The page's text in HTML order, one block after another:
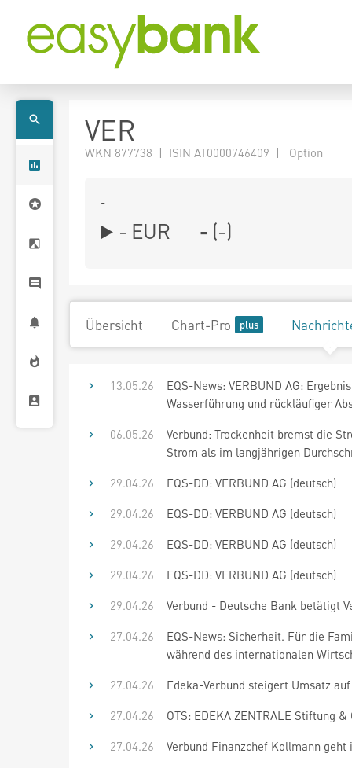
VER
WKN 877738 | ISIN AT0000746409 | Option
-
- EUR - (-)
Übersicht Chart-Pro
13.05.26
EQS-News: VERBUND AG:
Wasserführung und rückläufiger
06.05.26
Verbund: Trockenheit bremst die
Strom als im langjährigen
29.04.26
EQS-DD: VERBUND AG (deutsch)
29.04.26
EQS-DD: VERBUND AG (deutsch)
29.04.26
EQS-DD: VERBUND AG (deutsch)
29.04.26
EQS-DD: VERBUND AG (deutsch)
29.04.26
Verbund - Deutsche Bank betätigt
27.04.26
EQS-News: Sicherheit. Für die
während des internationalen
27.04.26
Edeka-Verbund steigert Umsatz
27.04.26
OTS: EDEKA ZENTRALE Stiftung
27.04.26
Verbund Finanzchef Kollmann